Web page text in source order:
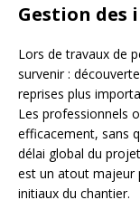
Gestion des
Lors de travaux de
survenir :
reprises plus
Les professionnels
efficacement, sans
délai global du
est un atout majeur
initiaux du chantier.